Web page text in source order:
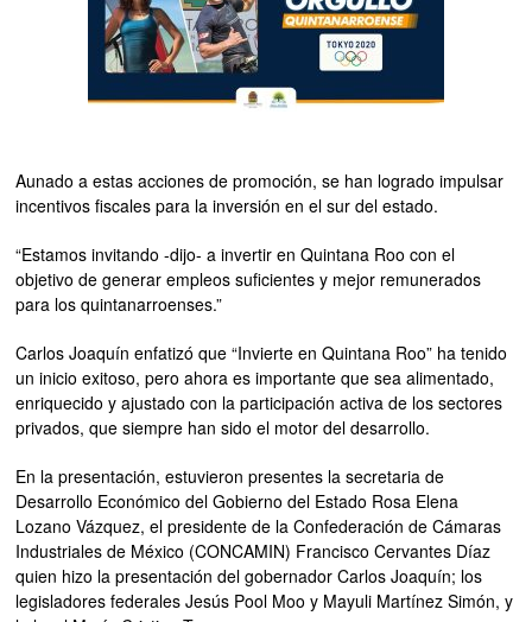
Aunado a estas acciones de promoción, se han logrado impulsar
incentivos fiscales para la inversión en el sur del estado.
“Estamos invitando -dijo- a invertir en Quintana Roo con el
objetivo de generar empleos suficientes y mejor remunerados
para los quintanarroenses.”
Carlos Joaquín enfatizó que “Invierte en Quintana Roo” ha tenido
un inicio exitoso, pero ahora es importante que sea alimentado,
enriquecido y ajustado con la participación activa de los sectores
privados, que siempre han sido el motor del desarrollo.
En la presentación, estuvieron presentes la secretaria de
Desarrollo Económico del Gobierno del Estado Rosa Elena
Lozano Vázquez, el presidente de la Confederación de Cámaras
Industriales de México (CONCAMIN) Francisco Cervantes Díaz
quien hizo la presentación del gobernador Carlos Joaquín; los
legisladores federales Jesús Pool Moo y Mayuli Martínez Simón, y